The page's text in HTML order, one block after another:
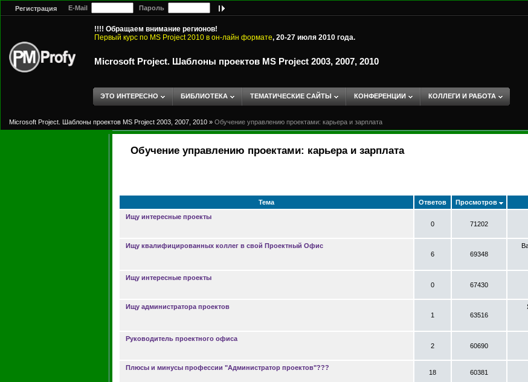
Регистрация E-Mail Пароль
!!!! Обращаем внимание регионов!
Первый курс по MS Project 2010 в он-лайн формате, 20-27 июля 2010 года.
Microsoft Project. Шаблоны проектов MS Project 2003, 2007, 2010
ЭТО ИНТЕРЕСНО БИБЛИОТЕКА ТЕМАТИЧЕСКИЕ САЙТЫ КОНФЕРЕНЦИИ КОЛЛЕГИ И РАБОТА
Microsoft Project. Шаблоны проектов MS Project 2003, 2007, 2010 » Обучение управлению проектами: карьера и зарплата
Обучение управлению проектами: карьера и зарплата
Тема Ответов Просмотров
Ищу интересные проекты
0
71202
Ищу квалифицированных коллег в свой Проектный Офис
6
69348
Ищу интересные проекты
0
67430
Ищу администратора проектов
1
63516
Руководитель проектного офиса
2
60690
Плюсы и минусы профессии "Администратор проектов"???
18 60381